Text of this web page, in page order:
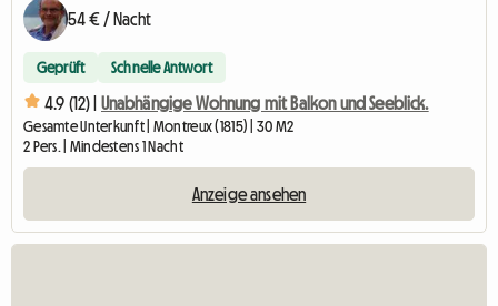
54 € / Nacht
Geprüft Schnelle Antwort
4.9 (12) | Unabhängige Wohnung mit Balkon und Seeblick.
Gesamte Unterkunft | Montreux (1815) | 30 M2
2 Pers. | Mindestens 1 Nacht
Anzeige ansehen